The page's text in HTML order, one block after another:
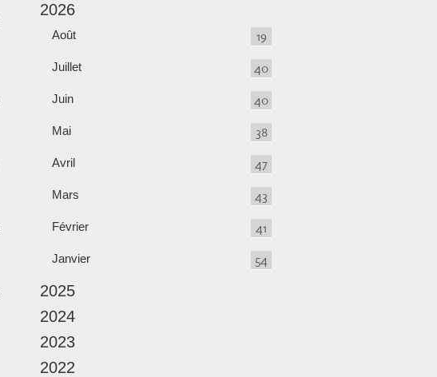
2026
Août 19
Juillet 40
Juin 40
Mai 38
Avril 47
Mars 43
Février 41
Janvier 54
2025
2024
2023
2022